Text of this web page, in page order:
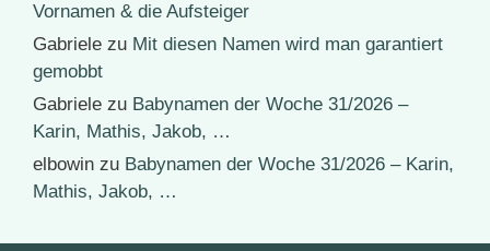
Vornamen & die Aufsteiger
Gabriele zu Mit diesen Namen wird man garantiert
gemobbt
Gabriele zu Babynamen der Woche 31/2026 –
Karin, Mathis, Jakob, …
elbowin zu Babynamen der Woche 31/2026 – Karin,
Mathis, Jakob, …